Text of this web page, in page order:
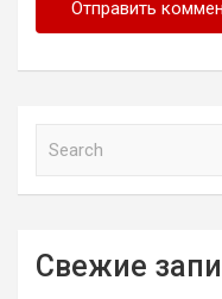
h
Свежие